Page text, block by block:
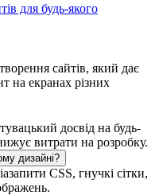
для будь-якого
сайтів, який дає
на екранах різних
досвід на будь-
витрати на розробку.
дизайні?
CSS, гнучкі сітки,